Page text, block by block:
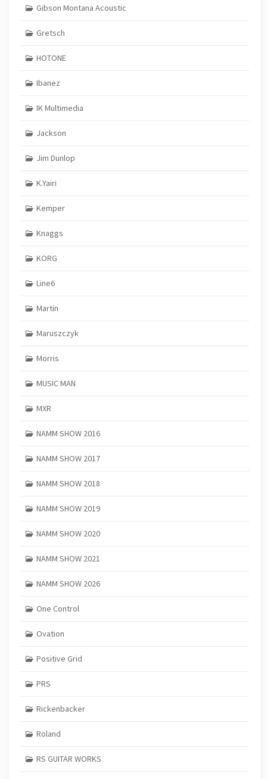
Gibson Montana Acoustic
Gretsch
HOTONE
Ibanez
IK Multimedia
Jackson
Jim Dunlop
K.Yairi
Kemper
Knaggs
KORG
Line6
Martin
Maruszczyk
Morris
MUSIC MAN
MXR
NAMM SHOW 2016
NAMM SHOW 2017
NAMM SHOW 2018
NAMM SHOW 2019
NAMM SHOW 2020
NAMM SHOW 2021
NAMM SHOW 2026
One Control
Ovation
Positive Grid
PRS
Rickenbacker
Roland
RS GUITAR WORKS